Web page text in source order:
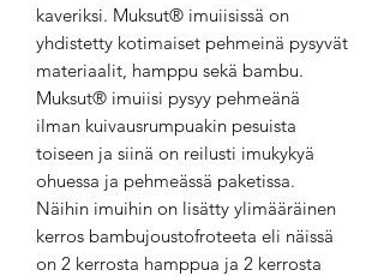
kaveriksi. Muksut® imuiisissä on
yhdistetty kotimaiset pehmeinä pysyvät
materiaalit, hamppu sekä bambu.
Muksut® imuiisi pysyy pehmeänä
ilman kuivausrumpuakin pesuista
toiseen ja siinä on reilusti imukykyä
ohuessa ja pehmeässä paketissa.
Näihin imuihin on lisätty ylimääräinen
kerros bambujoustofroteeta eli näissä
on 2 kerrosta hamppua ja 2 kerrosta